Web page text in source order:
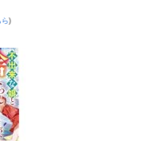
でまさかの胸チラ
」←結局誰だと思う？
運転のプリウスに当て
)